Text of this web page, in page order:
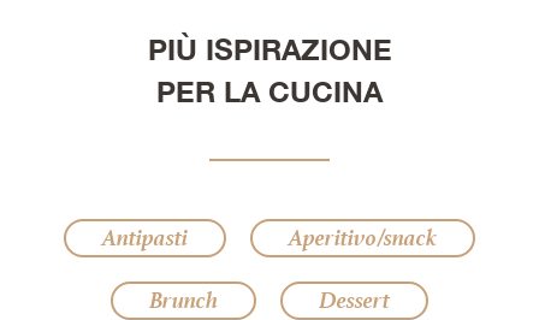
PIÙ ISPIRAZIONE
PER LA CUCINA
Antipasti
Aperitivo/snack
Brunch
Dessert